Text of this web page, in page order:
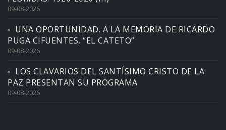
09-08-2026
UNA OPORTUNIDAD. A LA MEMORIA DE RICARDO
PUGA CIFUENTES, “EL CATETO”
09-08-2026
LOS CLAVARIOS DEL SANTÍSIMO CRISTO DE LA
PAZ PRESENTAN SU PROGRAMA
09-08-2026